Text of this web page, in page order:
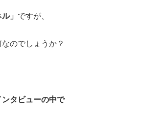
」 ですが、
なのでしょうか？
ンタビューの中で